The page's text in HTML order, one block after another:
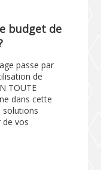
budget de
passe par
de
TOUTE
dans cette
solutions
de vos